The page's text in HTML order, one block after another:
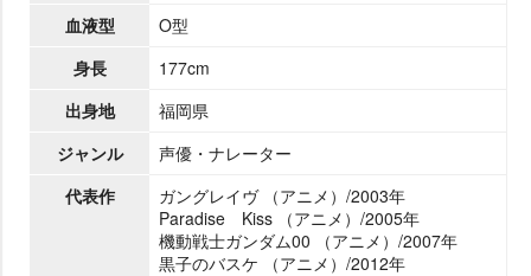
血液型
O型
身長
177cm
出身地
福岡県
ジャンル
声優・ナレーター
代表作
ガングレイヴ （アニメ）/2003年
Paradise Kiss （アニメ）/2005年
機動戦士ガンダム00 （アニメ）/2007年
黒子のバスケ （アニメ）/2012年